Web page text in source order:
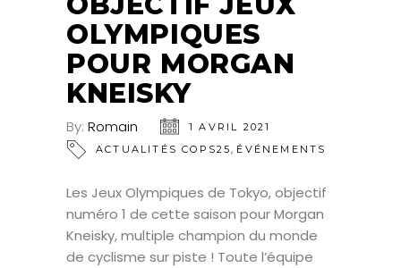
OLYMPIQUES
POUR MORGAN
KNEISKY
By: Romain
1 AVRIL 2021
ACTUALITÉS COPS25, ÉVÉNEMENTS
Les Jeux Olympiques de Tokyo, objectif
numéro 1 de cette saison pour Morgan
Kneisky, multiple champion du monde
de cyclisme sur piste ! Toute l’équipe